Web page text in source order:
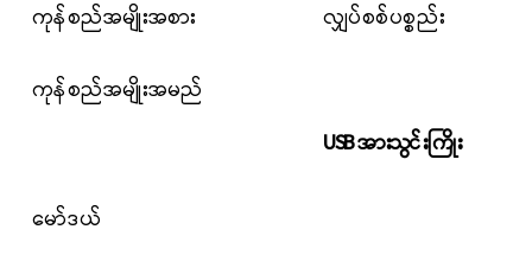
ကုန်စည်အမျိုးအစား လျှပ်စစ်ပစ္စည်း
ကုန်စည်အမျိုးအမည်
USB အားသွင်းကြိုး
မော်ဒယ်